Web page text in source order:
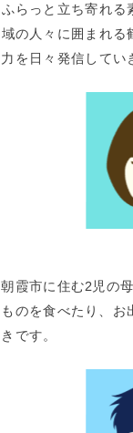
ふらっと立ち寄れる
域の人々に囲まれる
力を日々発信してい
朝霞市に住む2児の
ものを食べたり、お
きです。